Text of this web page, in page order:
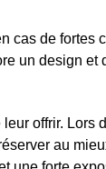
cas de fortes
un design
offrir. Lors
au